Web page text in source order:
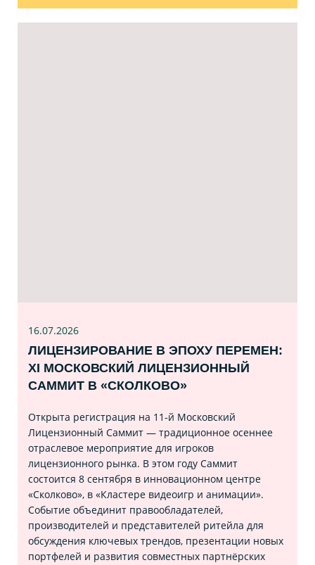
16.07.2026
ЛИЦЕНЗИРОВАНИЕ В ЭПОХУ ПЕРЕМЕН:
XI МОСКОВСКИЙ ЛИЦЕНЗИОННЫЙ
САММИТ В «СКОЛКОВО»
Открыта регистрация на 11‑й Московский
Лицензионный Саммит — традиционное осеннее
отраслевое мероприятие для игроков
лицензионного рынка. В этом году Саммит
состоится 8 сентября в инновационном центре
«Сколково», в «Кластере видеоигр и анимации».
Событие объединит правообладателей,
производителей и представителей ритейла для
обсуждения ключевых трендов, презентации новых
портфелей и развития совместных партнёрских